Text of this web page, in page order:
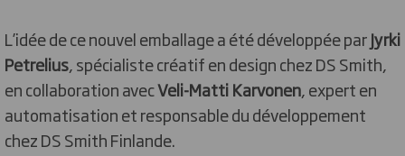
L’idée de ce nouvel emballage a été développée parJyrki
Petrelius, spécialiste créatif en design chez DS Smith,
en collaboration avecVeli-Matti Karvonen, expert en
automatisation et responsable du développement
chez DS Smith Finlande.